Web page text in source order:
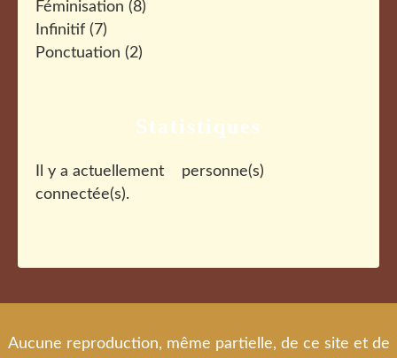
Féminisation (8)
Infinitif (7)
Ponctuation (2)
Statistiques
Il y a actuellement
personne(s)
connectée(s).
Aucune reproduction, même partielle, de ce site et de